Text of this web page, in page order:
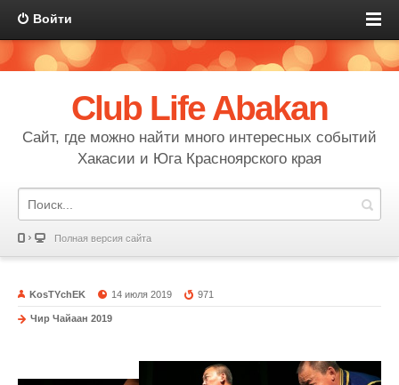
Войти
Club Life Abakan
Сайт, где можно найти много интересных событий
Хакасии и Юга Красноярского края
Полная версия сайта
KosTYchEK 14 июля 2019 971
Чир Чайаан 2019